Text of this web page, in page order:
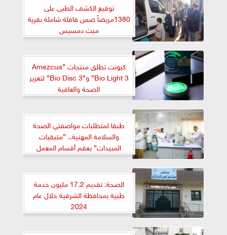
توقيع الكشف الطبى على
1380مريضاً ضمن قافلة شاملة بقرية
ميت دمسيس
كيونت تطلق منتجات ”Amezcua
Bio Light 3” و”Bio Disc 3” لتعزيز
الصحة والعافية
طبقا لمتطلبات مواصفتي الصحة
والسلامة المهنية.. ”متبقيات
المبيدات” يعقم أقسام المعمل
المختلفة لتوفير بيئة آمنة وصحية
الصحة: تقديم 17.2 مليون خدمة
طبية بمحافظة الشرقية خلال عام
2024